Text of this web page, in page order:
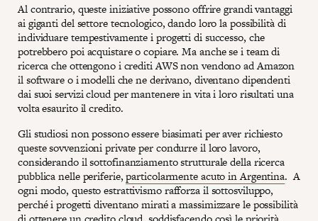
Al contrario, queste iniziative possono offrire grandi vantaggi
ai giganti del settore tecnologico, dando loro la possibilità di
individuare tempestivamente i progetti di successo, che
potrebbero poi acquistare o copiare. Ma anche se i team di
ricerca che ottengono i crediti AWS non vendono ad Amazon
il software o i modelli che ne derivano, diventano dipendenti
dai suoi servizi cloud per mantenere in vita i loro risultati una
volta esaurito il credito.
Gli studiosi non possono essere biasimati per aver richiesto
queste sovvenzioni private per condurre il loro lavoro,
considerando il sottofinanziamento strutturale della ricerca
pubblica nelle periferie,particolarmente acuto in Argentina. A
ogni modo, questo estrattivismo rafforza il sottosviluppo,
perché i progetti diventano mirati a massimizzare le possibilità